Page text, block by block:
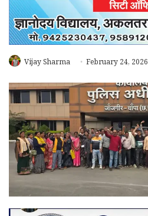
Vijay Sharma February 24, 2026